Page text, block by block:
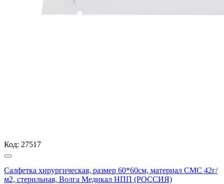
Код: 27517
Салфетка хирургическая, размер 60*60см, материал СМС 42г/
м2, стерильная, Волга Медикал НПП (РОССИЯ)